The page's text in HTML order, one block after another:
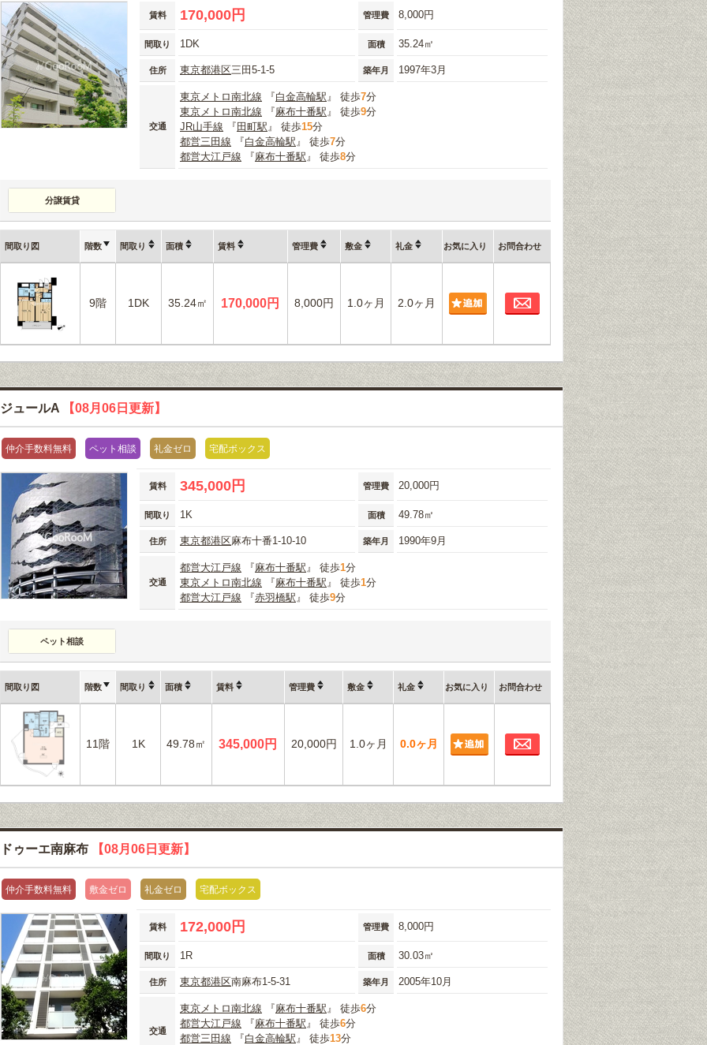
賃料 170,000円 管理費 8,000円
間取り 1DK 面積 35.24㎡
住所 東京都港区三田5-1-5 築年月 1997年3月
交通
東京メトロ南北線 『白金高輪駅 』 徒歩7分
東京メトロ南北線 『麻布十番駅 』 徒歩9分
JR山手線 『 田町駅 』 徒歩15分
都営三田線 『白金高輪駅 』 徒歩7分
都営大江戸線 『麻布十番駅 』 徒歩8分
分譲賃貸
間取り図 階数 間取り 面積 賃料 管理費 敷金 礼金 お気に入り お問合わせ
9階 1DK 35.24㎡ 170,000円 8,000円 1.0ヶ月 2.0ヶ月 お問合わせ
ジュールA 【08月06日更新】
仲介手数料無料 ペット相談 礼金ゼロ 宅配ボックス
賃料 345,000円 管理費 20,000円
間取り 1K 面積 49.78㎡
住所 東京都港区麻布十番1-10-10 築年月 1990年9月
交通
都営大江戸線 『麻布十番駅 』 徒歩1分
東京メトロ南北線 『麻布十番駅 』 徒歩1分
都営大江戸線 『赤羽橋駅 』 徒歩9分
ペット相談
間取り図 階数 間取り 面積 賃料 管理費 敷金 礼金 お気に入り お問合わせ
11階 1K 49.78㎡ 345,000円 20,000円 1.0ヶ月 0.0ヶ月 お問合わせ
ドゥーエ南麻布 【08月06日更新】
仲介手数料無料 敷金ゼロ 礼金ゼロ 宅配ボックス
賃料 172,000円 管理費 8,000円
間取り 1R 面積 30.03㎡
住所 東京都港区南麻布1-5-31 築年月 2005年10月
交通
東京メトロ南北線 『麻布十番駅 』 徒歩6分
都営大江戸線 『麻布十番駅 』 徒歩6分
都営三田線 『白金高輪駅 』 徒歩13分